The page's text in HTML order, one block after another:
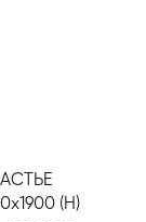
(Н)